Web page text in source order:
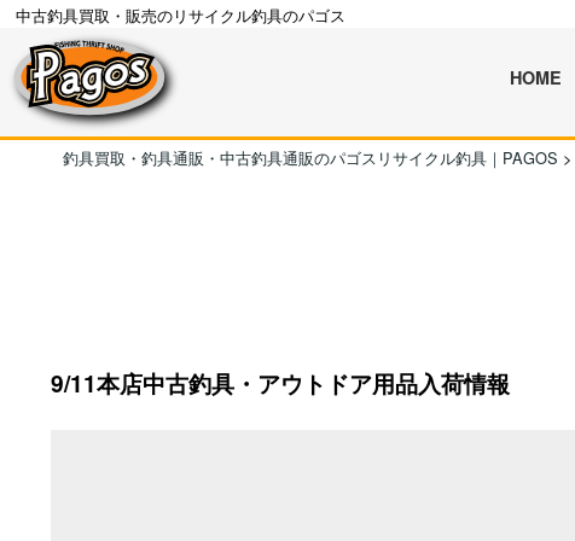
中古釣具買取・販売のリサイクル釣具のパゴス
HOME
釣具買取・釣具通販・中古釣具通販のパゴスリサイクル釣具｜PAGOS >
9/11本店中古釣具・アウトドア用品入荷情報